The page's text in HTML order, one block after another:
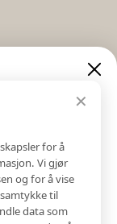
Informasjon
eller retur
Kontakt Oss
Bildebank
Følg Oss
Prislister
✕
for å
Vi gjør
og for å vise
til
data som
og
deg oppdatert!
og